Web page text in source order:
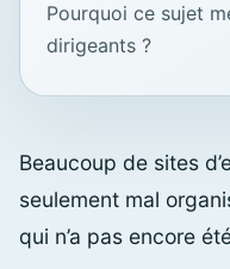
Pourquoi ce sujet
dirigeants ?
Beaucoup de sites
seulement mal
qui n’a pas encore